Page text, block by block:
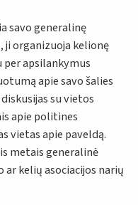
savo generalinę
ji organizuoja kelionę
apsilankymus
apie savo šalies
su vietos
apie politines
vietas apie paveldą.
metais generalinė
kelių asociacijos narių